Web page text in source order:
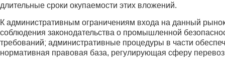
длительные сроки окупаемости этих вложений.
К административным ограничениям входа на данный
соблюдения законодательства о промышленной
требований; административные процедуры в части
нормативная правовая база, регулирующая сферу